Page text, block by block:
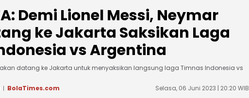
Demi Lionel Messi, Neymar
ke Jakarta Saksikan Laga
vs Argentina
datang ke Jakarta untuk menyaksikan langsung laga Timnas Indonesia vs
BolaTimes.com Selasa, 06 Juni 2023 | 20:20 WIB